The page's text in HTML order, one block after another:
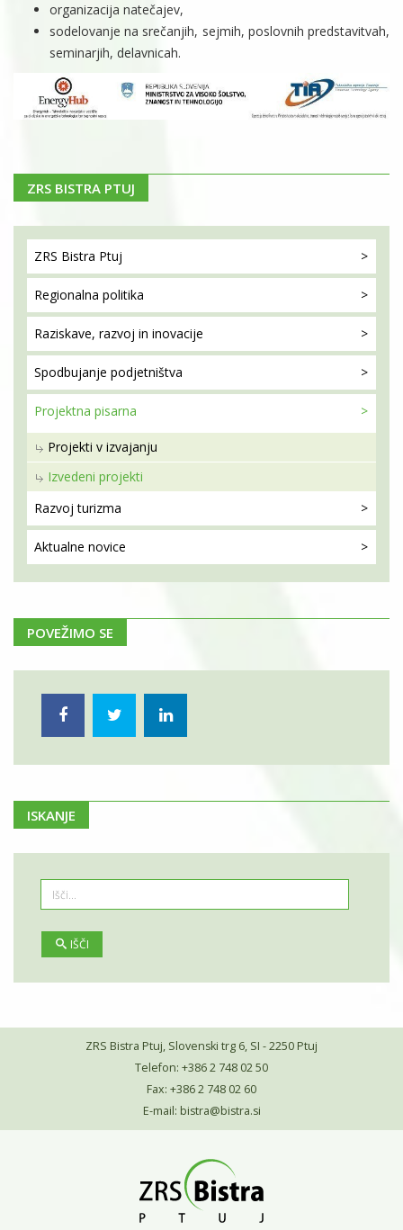
organizacija natečajev,
sodelovanje na srečanjih, sejmih, poslovnih predstavitvah,
seminarjih, delavnicah.
ZRS BISTRA PTUJ
ZRS Bistra Ptuj
Regionalna politika
Raziskave, razvoj in inovacije
Spodbujanje podjetništva
Projektna pisarna
Projekti v izvajanju
Izvedeni projekti
Razvoj turizma
Aktualne novice
POVEŽIMO SE
ISKANJE
IŠČI
ZRS Bistra Ptuj, Slovenski trg 6, SI - 2250 Ptuj
Telefon: +386 2 748 02 50
Fax: +386 2 748 02 60
E-mail: bistra@bistra.si